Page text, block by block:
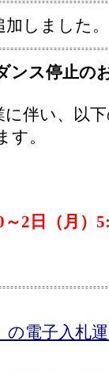
加しました
ンス停止の
に伴い、以
。
2日（月）
電子入札